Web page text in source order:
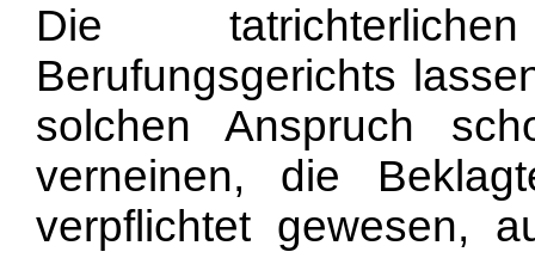
Die
Berufungsgerichts
solchen Anspruch
verneinen, die
verpflichtet gewesen,